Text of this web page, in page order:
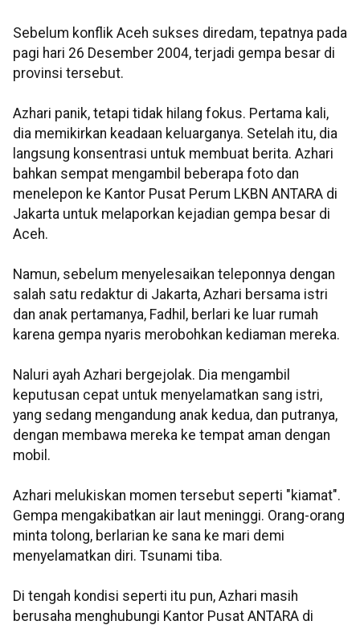
Sebelum konflik Aceh sukses diredam, tepatnya pada
pagi hari 26 Desember 2004, terjadi gempa besar di
provinsi tersebut.
Azhari panik, tetapi tidak hilang fokus. Pertama kali,
dia memikirkan keadaan keluarganya. Setelah itu, dia
langsung konsentrasi untuk membuat berita. Azhari
bahkan sempat mengambil beberapa foto dan
menelepon ke Kantor Pusat Perum LKBN ANTARA di
Jakarta untuk melaporkan kejadian gempa besar di
Aceh.
Namun, sebelum menyelesaikan teleponnya dengan
salah satu redaktur di Jakarta, Azhari bersama istri
dan anak pertamanya, Fadhil, berlari ke luar rumah
karena gempa nyaris merobohkan kediaman mereka.
Naluri ayah Azhari bergejolak. Dia mengambil
keputusan cepat untuk menyelamatkan sang istri,
yang sedang mengandung anak kedua, dan putranya,
dengan membawa mereka ke tempat aman dengan
mobil.
Azhari melukiskan momen tersebut seperti "kiamat".
Gempa mengakibatkan air laut meninggi. Orang-orang
minta tolong, berlarian ke sana ke mari demi
menyelamatkan diri. Tsunami tiba.
Di tengah kondisi seperti itu pun, Azhari masih
berusaha menghubungi Kantor Pusat ANTARA di